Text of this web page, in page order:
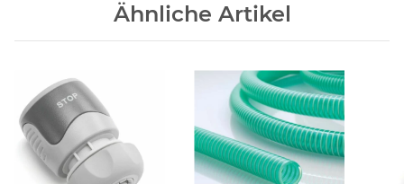
Ähnliche Artikel